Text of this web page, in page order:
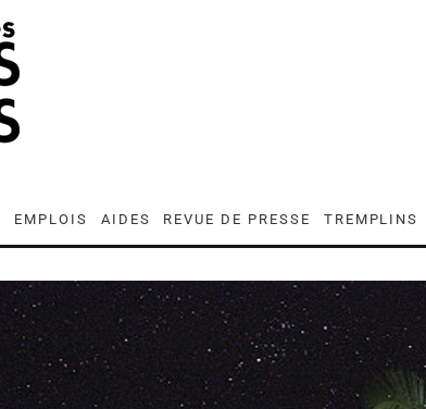
EMPLOIS AIDES REVUE DE PRESSE TREMPLINS